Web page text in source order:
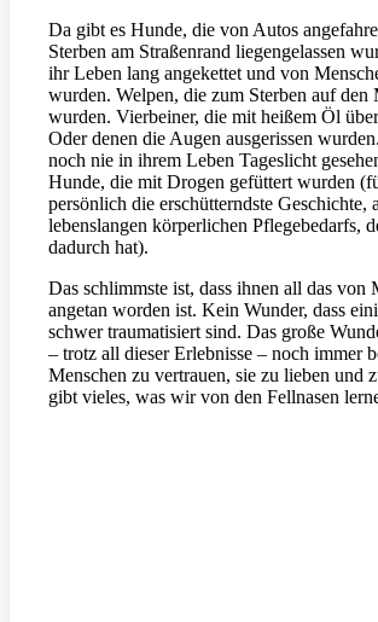
Da gibt es Hunde, die von Autos
Sterben am Straßenrand liegengelassen
ihr Leben lang angekettet und von
wurden. Welpen, die zum Sterben auf den
wurden. Vierbeiner, die mit heißem Öl
Oder denen die Augen ausgerissen
noch nie in ihrem Leben Tageslicht
Hunde, die mit Drogen gefüttert wurden
persönlich die erschütterndste Geschichte,
lebenslangen körperlichen Pflegebedarfs,
dadurch hat).
Das schlimmste ist, dass ihnen all das von
angetan worden ist. Kein Wunder, dass
schwer traumatisiert sind. Das große
– trotz all dieser Erlebnisse – noch immer
Menschen zu vertrauen, sie zu lieben und
gibt vieles, was wir von den Fellnasen